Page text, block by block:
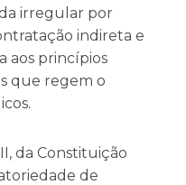
irregular por
indireta e
aos princípios
que regem o
da Constituição
de